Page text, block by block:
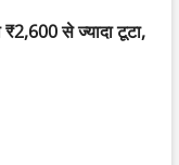
से ज्यादा टूटा,